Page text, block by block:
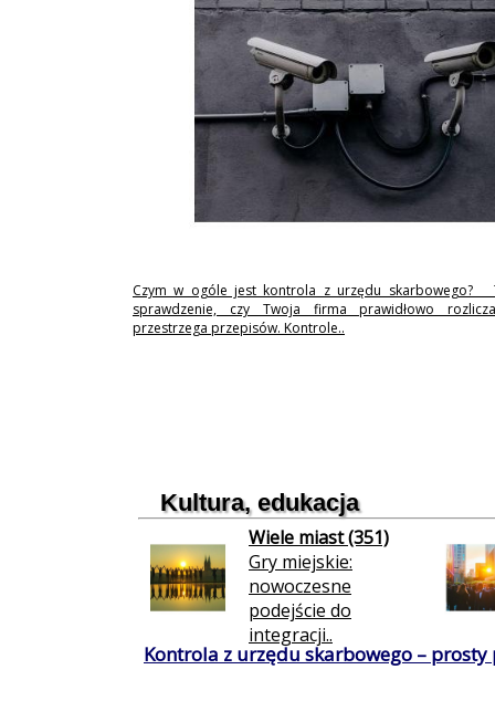
Czym w ogóle jest kontrola z urzędu skarbowego?
sprawdzenie, czy Twoja firma prawidłowo
przestrzega przepisów. Kontrole..
Kultura, edukacja
Wiele miast (351)
Gry miejskie:
nowoczesne
podejście do
integracji..
Kontrola z urzędu skarbowego –